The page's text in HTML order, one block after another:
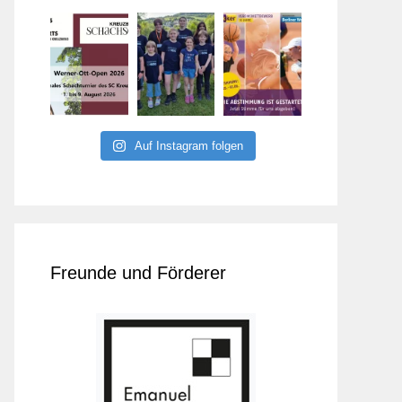
Auf Instagram folgen
Freunde und Förderer